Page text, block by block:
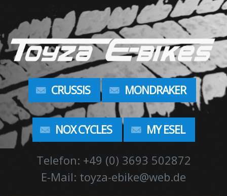
CRUSSIS MONDRAKER
NOX CYCLES MY ESEL
Telefon: +49 (0) 3693 502872
E-Mail: toyza-ebike@web.de